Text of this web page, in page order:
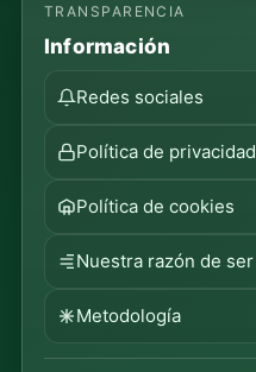
TRANSPARENCIA
Información
Redes sociales
Política de privacidad
Política de cookies
Nuestra razón de ser
Metodología